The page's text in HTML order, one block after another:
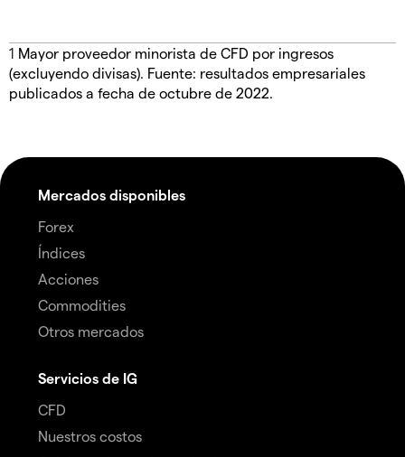
1 Mayor proveedor minorista de CFD por ingresos
(excluyendo divisas). Fuente: resultados empresariales
publicados a fecha de octubre de 2022.
Mercados disponibles
Forex
Índices
Acciones
Commodities
Otros mercados
Servicios de IG
CFD
Nuestros costos